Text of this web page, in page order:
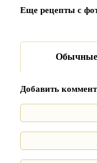
Еще рецепты с
Обычные
Добавить